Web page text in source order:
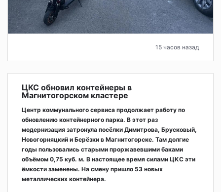
15 часов назад
ЦКС обновил контейнеры в
Магнитогорском кластере
Центр коммунального сервиса продолжает работу по
обновлению контейнерного парка. В этот раз
модернизация затронула посёлки Димитрова, Брусковый,
Новогорняцкий и Берёзки в Магнитогорске. Там долгие
годы пользовались старыми проржавевшими баками
объёмом 0,75 куб. м. В настоящее время силами ЦКС эти
ёмкости заменены. На смену пришло 53 новых
металлических контейнера.